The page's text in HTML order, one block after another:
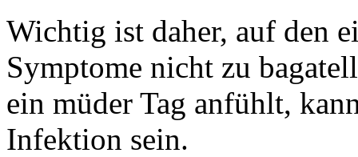
Wichtig ist daher, auf den
Symptome nicht zu
ein müder Tag anfühlt,
Infektion sein.